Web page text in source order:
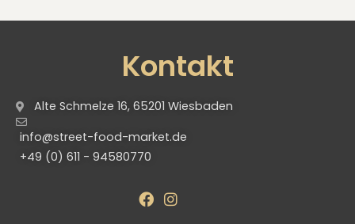
Kontakt
Alte Schmelze 16, 65201 Wiesbaden
info@street-food-market.de
+49 (0) 611 - 94580770